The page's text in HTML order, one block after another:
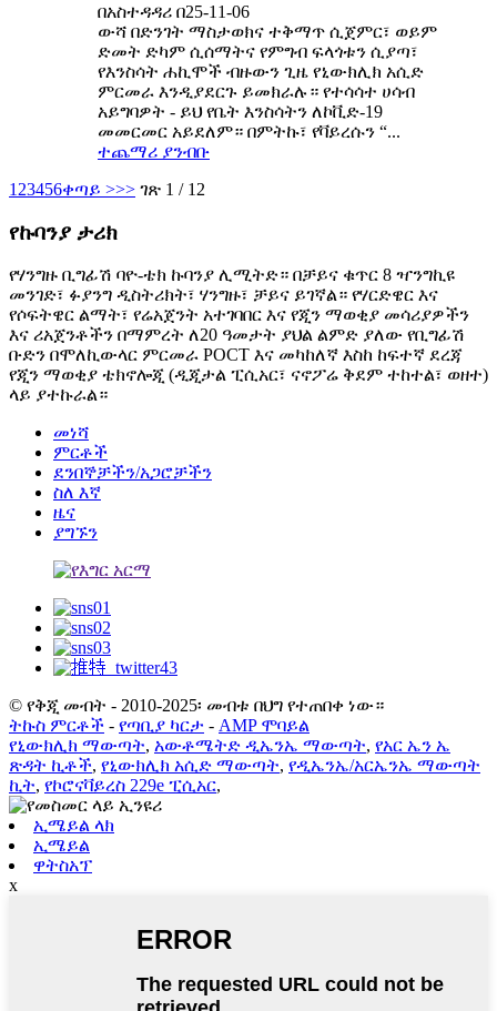
በአስተዳዳሪ በ25-11-06
ውሻ በድንገት ማስታወክና ተቅማጥ ሲጀምር፣ ወይም
ድመት ድካም ሲሰማትና የምግብ ፍላጎቱን ሲያጣ፣
የእንስሳት ሐኪሞች ብዙውን ጊዜ የኒውክሊክ አሲድ
ምርመራ እንዲያደርጉ ይመክራሉ። የተሳሳተ ሀሳብ
አይግባዎት - ይህ የቤት እንስሳትን ለኮቪድ-19
መመርመር አይደለም። በምትኩ፣ የቫይረሱን “...
ተጨማሪ ያንብቡ
1 23456ቀጣይ >>> ገጽ 1 / 12
የኩባንያ ታሪክ
የሃንግዙ ቢግፊሽ ባዮ-ቴክ ኩባንያ ሊሚትድ። በቻይና ቁጥር 8 ዣንግኪዩ
መንገድ፣ ፉያንግ ዲስትሪክት፣ ሃንግዙ፣ ቻይና ይገኛል። የሃርድዌር እና
የሶፍትዌር ልማት፣ የሬአጀንት አተገባበር እና የጂን ማወቂያ መሳሪያዎችን
እና ሪአጀንቶችን በማምረት ለ20 ዓመታት ያህል ልምድ ያለው የቢግፊሽ
ቡድን በሞለኪውላር ምርመራ POCT እና መካከለኛ እስከ ከፍተኛ ደረጃ
የጂን ማወቂያ ቴክኖሎጂ (ዲጂታል ፒሲአር፣ ናኖፖሬ ቅደም ተከተል፣ ወዘተ)
ላይ ያተኩራል።
መነሻ
ምርቶች
ደንበኞቻችን/አጋሮቻችን
ስለ እኛ
ዜና
ያግኙን
© የቅጂ መብት - 2010-2025፡ መብቱ በህግ የተጠበቀ ነው።
ትኩስ ምርቶች - የጣቢያ ካርታ - AMP ሞባይል
የኒውክሊክ ማውጣት, አውቶሜትድ ዲኤንኤ ማውጣት, የአር ኤን ኤ
ጽዳት ኪቶች, የኒውክሊክ አሲድ ማውጣት, የዲኤንኤ/አርኤንኤ ማውጣት
ኪት, የኮሮናቫይረስ 229e ፒሲአር,
ኢሜይል ላክ
ኢሜይል
ዋትስአፕ
x